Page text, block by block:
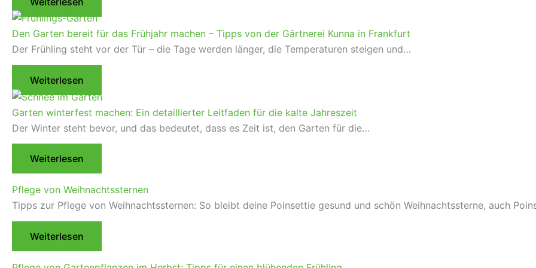
Den Garten bereit für das Frühjahr machen – Tipps von der Gärtnerei Kunna in Frankfurt
Der Frühling steht vor der Tür – die Tage werden länger, die Temperaturen steigen und…
Weiterlesen
Garten winterfest machen: Ein detaillierter Leitfaden für die kalte Jahreszeit
Der Winter steht bevor, und das bedeutet, dass es Zeit ist, den Garten für die…
Weiterlesen
Pflege von Weihnachtssternen
Tipps zur Pflege von Weihnachtssternen: So bleibt deine Poinsettie gesund und schön Weihnachtssterne, auch
Weiterlesen